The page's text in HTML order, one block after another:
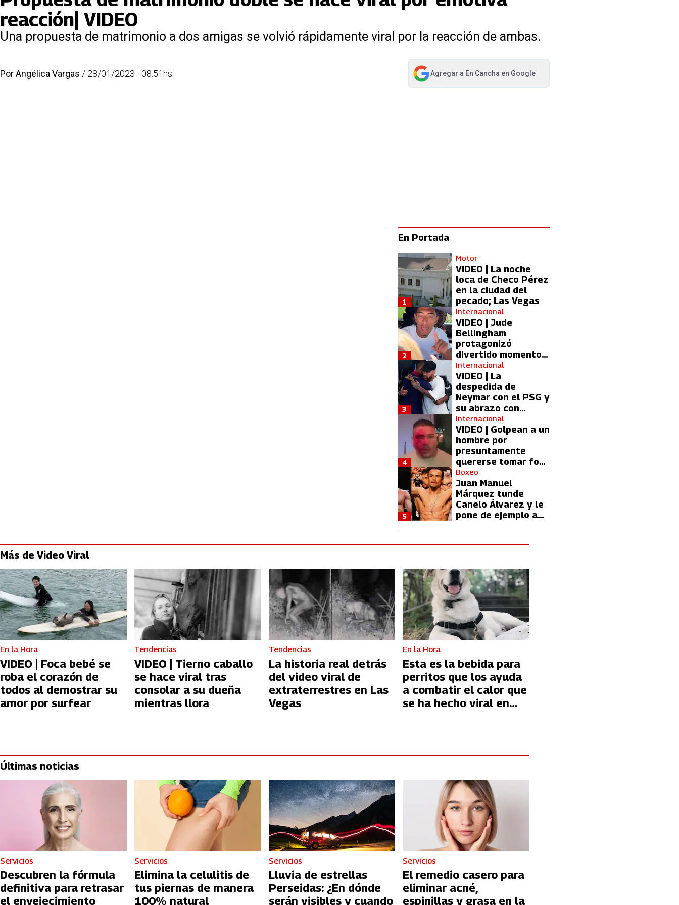
reacción| VIDEO
Una propuesta de matrimonio a dos amigas se volvió rápidamente viral por la reacción de ambas.
PorAngélica Vargas / 28/01/2023 - 08:51hs Agregar a En Cancha en Google
abre en nueva pestaña
En Portada
Motor
VIDEO | La noche
loca de Checo Pérez
en la ciudad del
pecado; Las Vegas
1
Internacional
VIDEO | Jude
Bellingham
protagonizó
divertido momento
con aficionada del
Real Madrid
2
Internacional
VIDEO | La
despedida de
Neymar con el PSG y
su abrazo con
Kylian Mbappé
3
Internacional
VIDEO | Golpean a un
hombre por
presuntamente
quererse tomar foto
con Lionel Messi
4
Boxeo
Juan Manuel
Márquez tunde
Canelo Álvarez y le
pone de ejemplo a
5
Más de Video Viral
En la Hora
VIDEO | Foca bebé se
roba el corazón de
todos al demostrar su
amor por surfear
Tendencias
VIDEO | Tierno caballo
se hace viral tras
consolar a su dueña
mientras llora
Tendencias
La historia real detrás
del video viral de
extraterrestres en Las
Vegas
En la Hora
Esta es la bebida para
perritos que los ayuda
a combatir el calor que
se ha hecho viral en
Últimas noticias
Servicios
Descubren la fórmula
definitiva para retrasar
el envejecimiento
Servicios
Elimina la celulitis de
tus piernas de manera
100% natural
Servicios
Lluvia de estrellas
Perseidas: ¿En dónde
serán visibles y cuando
Servicios
El remedio casero para
eliminar acné,
espinillas y grasa en la